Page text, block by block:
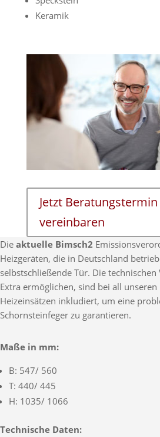
Keramik
Jetzt Beratungstermin
vereinbaren
Die aktuelle Bimsch2
Heizgeräten, die in Deutschland
selbstschließende Tür. Die
Extra ermöglichen, sind bei all
Heizeinsätzen inkludiert, um eine
Schornsteinfeger zu garantieren.
Maße in mm:
B: 547/ 560
T: 440/ 445
H: 1035/ 1066
Technische Daten: